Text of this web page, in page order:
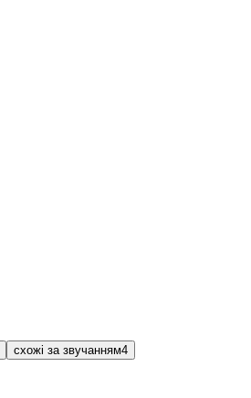
схожі за звучанням4